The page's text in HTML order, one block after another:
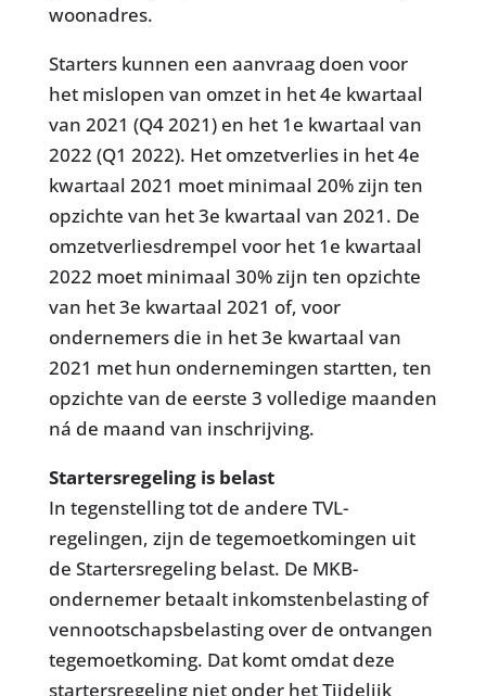
woonadres.
Starters kunnen een aanvraag doen voor
het mislopen van omzet in het 4e kwartaal
van 2021 (Q4 2021) en het 1e kwartaal van
2022 (Q1 2022). Het omzetverlies in het 4e
kwartaal 2021 moet minimaal 20% zijn ten
opzichte van het 3e kwartaal van 2021. De
omzetverliesdrempel voor het 1e kwartaal
2022 moet minimaal 30% zijn ten opzichte
van het 3e kwartaal 2021 of, voor
ondernemers die in het 3e kwartaal van
2021 met hun ondernemingen startten, ten
opzichte van de eerste 3 volledige maanden
ná de maand van inschrijving.
Startersregeling is belast
In tegenstelling tot de andere TVL-
regelingen, zijn de tegemoetkomingen uit
de Startersregeling belast. De MKB-
ondernemer betaalt inkomstenbelasting of
vennootschapsbelasting over de ontvangen
tegemoetkoming. Dat komt omdat deze
startersregeling niet onder het Tijdelijk